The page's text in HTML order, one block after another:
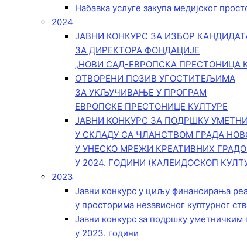
Набавка услуге закупа медијског
2024
ЈАВНИ КОНКУРС ЗА ИЗБОР
ЗА ДИРЕКТОРА ФОНДАЦИЈЕ
„НОВИ САД-ЕВРОПСКА ПРЕСТОНИЦА
ОТВОРЕНИ ПОЗИВ УГОСТИТЕЉИМА
ЗА УКЉУЧИВАЊЕ У ПРОГРАМ
ЕВРОПСКЕ ПРЕСТОНИЦЕ КУЛТУРЕ
ЈАВНИ КОНКУРС ЗА ПОДРШКУ
У СКЛАДУ СА ЧЛАНСТВОМ ГРАДА
У УНЕСКО МРЕЖИ КРЕАТИВНИХ
У 2024. ГОДИНИ (КАЛЕИДОСКОП
2023
Јавни конкурс у циљу финансирања
у просторима независног културног
Јавни конкурс за подршку
у 2023. години